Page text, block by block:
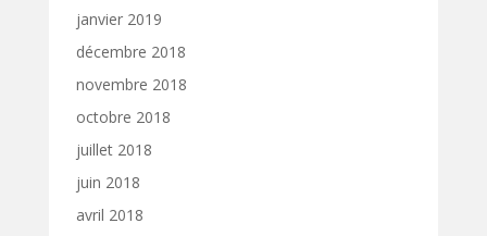
janvier 2019
décembre 2018
novembre 2018
octobre 2018
juillet 2018
juin 2018
avril 2018